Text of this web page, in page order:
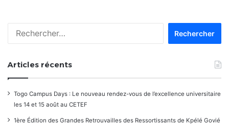
Articles récents
Togo Campus Days : Le nouveau rendez-vous de l’excellence universitaire
les 14 et 15 août au CETEF
1ère Édition des Grandes Retrouvailles des Ressortissants de Kpélé Govié